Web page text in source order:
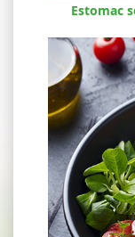
Estomac